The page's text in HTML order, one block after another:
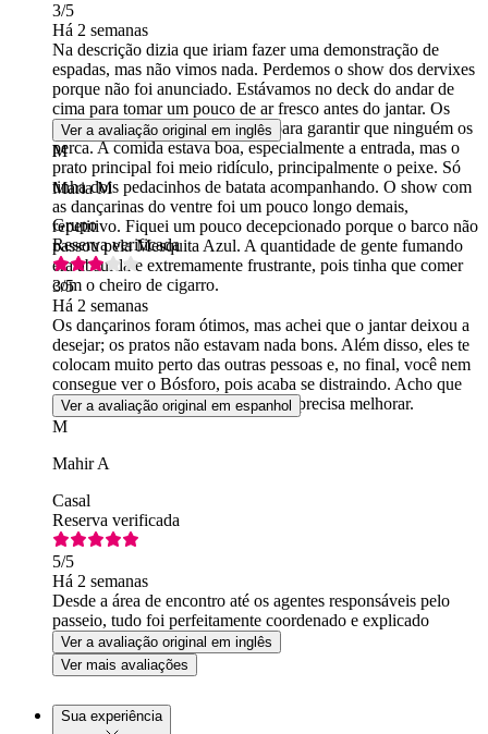
3/5
Há 2 semanas
Na descrição dizia que iriam fazer uma demonstração de
espadas, mas não vimos nada. Perdemos o show dos dervixes
porque não foi anunciado. Estávamos no deck do andar de
cima para tomar um pouco de ar fresco antes do jantar. Os
shows deveriam ser anunciados para garantir que ninguém os
perca. A comida estava boa, especialmente a entrada, mas o
prato principal foi meio ridículo, principalmente o peixe. Só
tinha dois pedacinhos de batata acompanhando. O show com
as dançarinas do ventre foi um pouco longo demais,
repetitivo. Fiquei um pouco decepcionado porque o barco não
passou pela Mesquita Azul. A quantidade de gente fumando
era absurda e extremamente frustrante, pois tinha que comer
com o cheiro de cigarro.
Ver a avaliação original em inglês
M
Maria M
Grupo
Reserva verificada
3/5
Há 2 semanas
Os dançarinos foram ótimos, mas achei que o jantar deixou a
desejar; os pratos não estavam nada bons. Além disso, eles te
colocam muito perto das outras pessoas e, no final, você nem
consegue ver o Bósforo, pois acaba se distraindo. Acho que
falta organização e que a qualidade precisa melhorar.
Ver a avaliação original em espanhol
M
Mahir A
Casal
Reserva verificada
5/5
Há 2 semanas
Desde a área de encontro até os agentes responsáveis pelo
passeio, tudo foi perfeitamente coordenado e explicado
Ver a avaliação original em inglês
Ver mais avaliações
Sua experiência